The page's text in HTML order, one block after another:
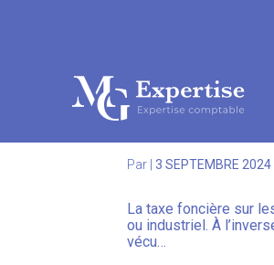
Aller
Par |3 SEPTEMBRE 2024
La taxe foncière sur
ou industriel. À
vécu…